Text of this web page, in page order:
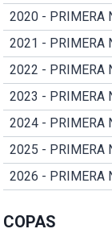
2020 - PRIMERA
2021 - PRIMERA
2022 - PRIMERA
2023 - PRIMERA
2024 - PRIMERA
2025 - PRIMERA
2026 - PRIMERA
COPAS